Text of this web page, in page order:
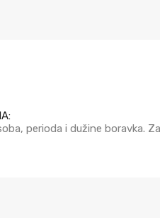
perioda i dužine boravka.